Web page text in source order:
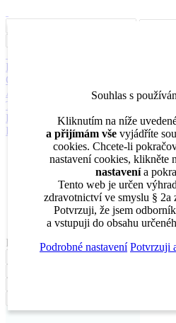
Kariérní poradenství
O nás
AKADEMIE
DENTAL BAZAR
TV
DentalJobs.czmenu search
Přihlásit
Inzerce
Pro inzerenty
Upozornění na nové pozice
Kariérní poradenství
Filtrovat
Souhlas s
Kliknutím na níže
a přijímám vše vyjádříte
cookies. Chcete-li
nastavení cookies, klikněte
nastavenía
Tento web je určen
zdravotnictví ve smyslu § 2a
Potvrzuji, že jsem
a vstupuji do obsahu
Podrobné nastavení Potvrzuji